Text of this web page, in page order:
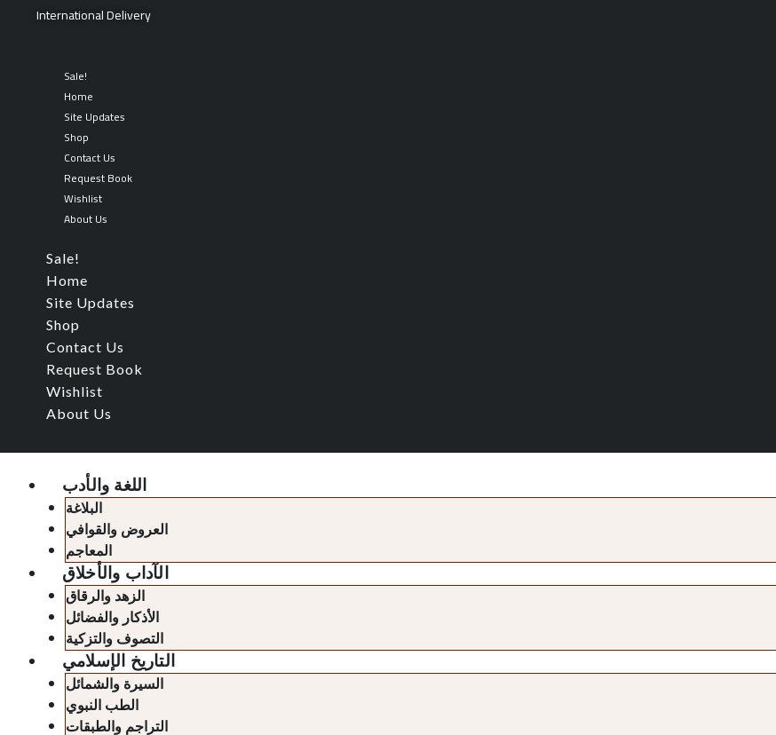
International Delivery
Sale!
Home
Site Updates
Shop
Contact Us
Request Book
Wishlist
About Us
Sale!
Home
Site Updates
Shop
Contact Us
Request Book
Wishlist
About Us
اللغة والأدب
البلاغة
العروض والقوافي
المعاجم
الآداب والأخلاق
الزهد والرقاق
الأذكار والفضائل
التصوف والتزكية
التاريخ الإسلامي
السيرة والشمائل
الطب النبوي
التراجم والطبقات